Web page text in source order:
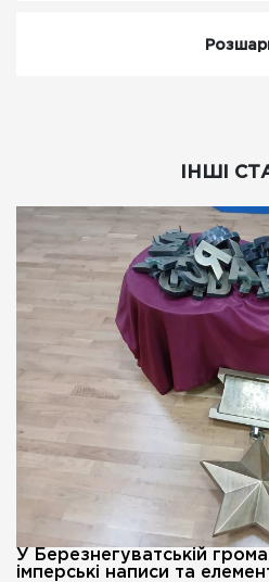
ІНШІ
У Березнегуватській
імперські написи та